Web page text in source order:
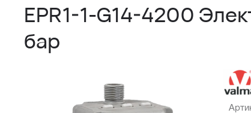
EPR1-1-G14-4200
бар